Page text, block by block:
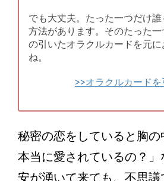
でも大丈夫。たった一つだけ
方法があります。そのたった
の引いたオラクルカードを元
ね。
>>オラクルカードを
秘密の恋をしていると胸
本当に愛されているの？
安が湧いて来ても、不思議